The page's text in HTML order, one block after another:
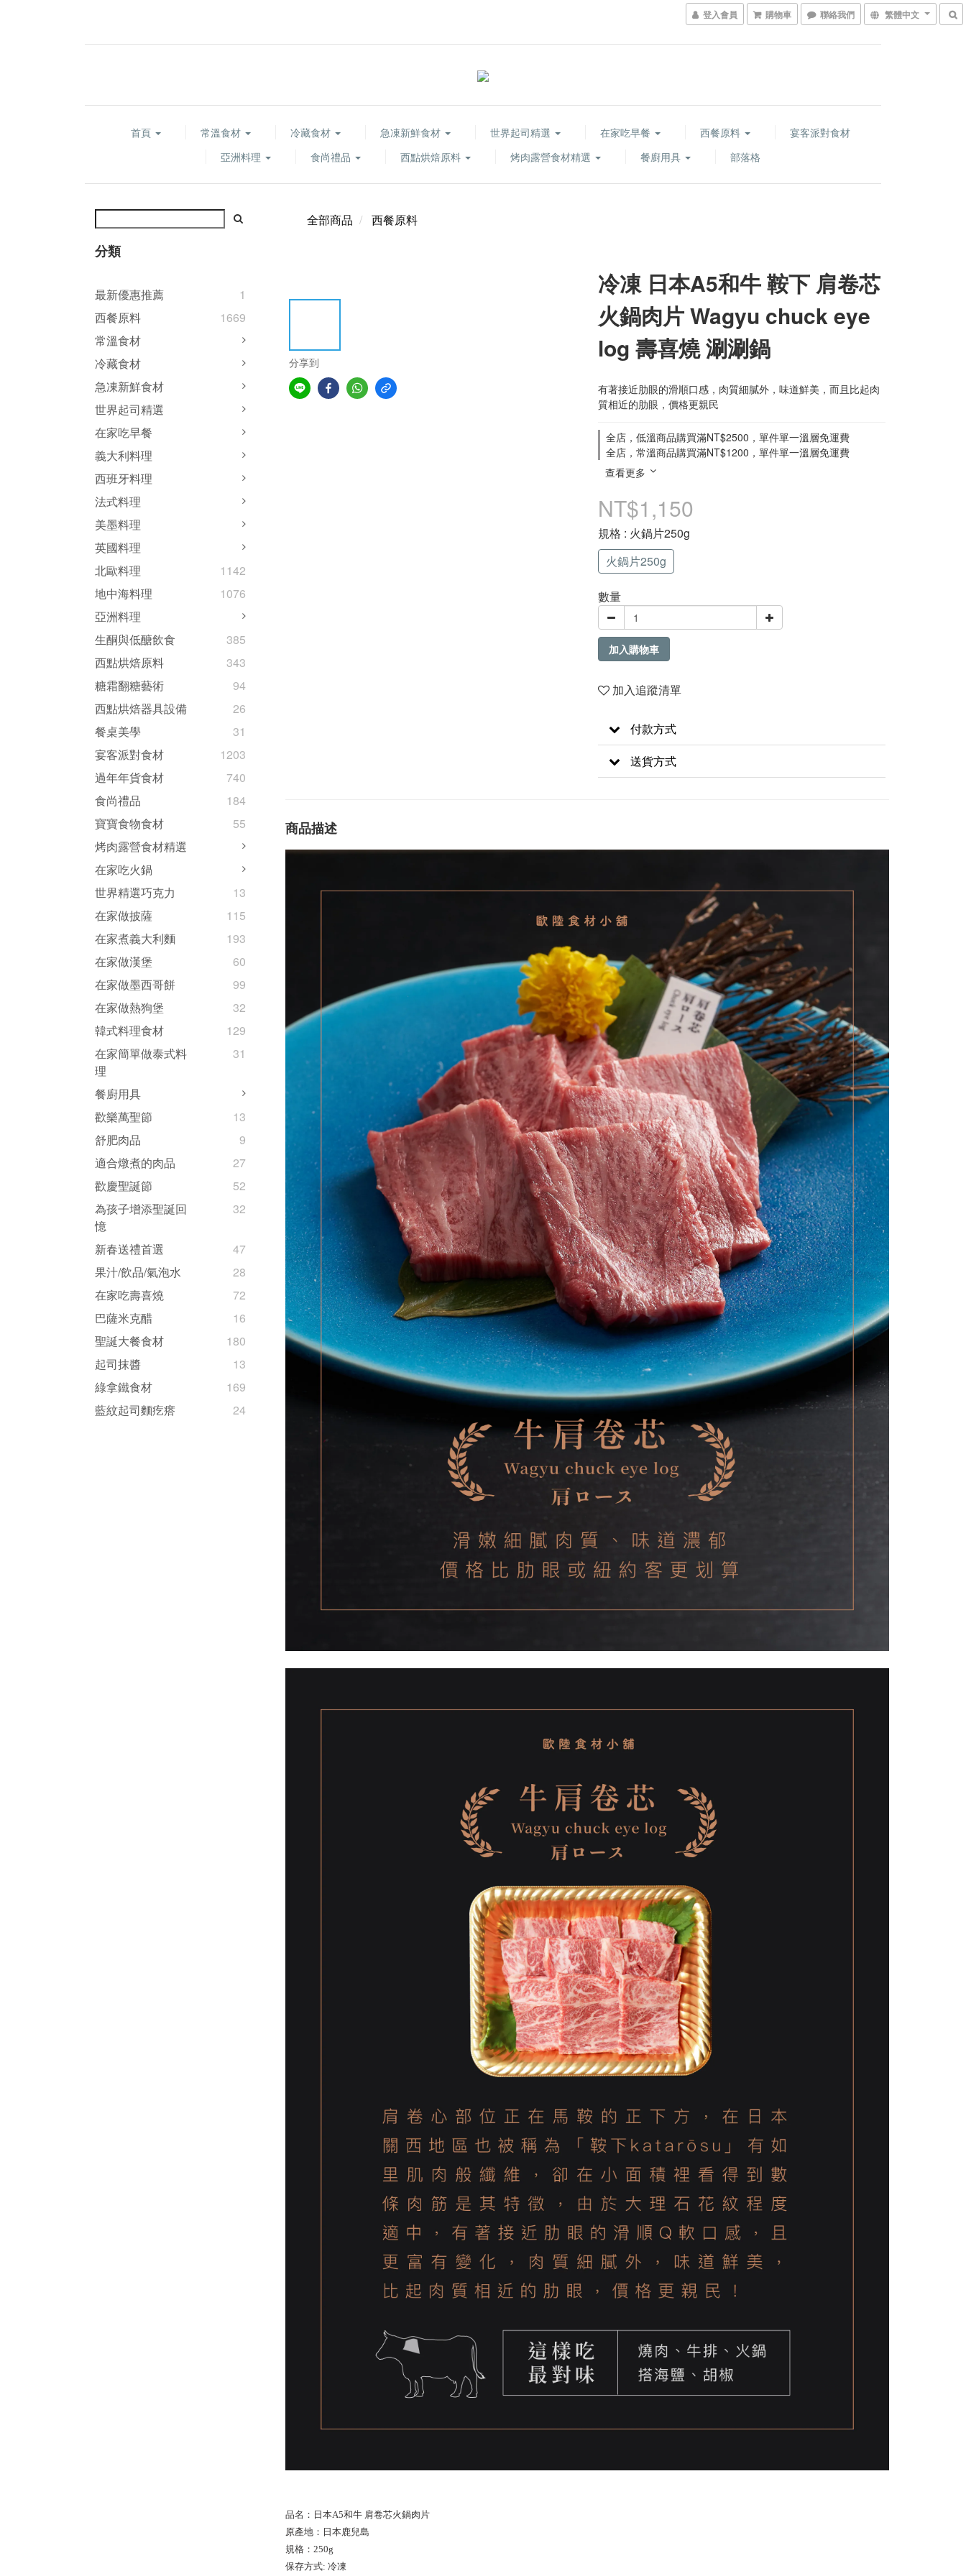
登入會員 購物車 聯絡我們 繁體中文
首頁 常溫食材 冷藏食材 急凍新鮮食材 世界起司精選 在家吃早餐 西餐原料
宴客派對食材
亞洲料理
食尚禮品 西點烘焙原料 烤肉露營食材精選 餐廚用具 部落格
分類
最新優惠推薦
1
西餐原料
1669
常溫食材
冷藏食材
急凍新鮮食材
世界起司精選
在家吃早餐
義大利料理
西班牙料理
法式料理
美墨料理
英國料理
北歐料理
1142
地中海料理
1076
亞洲料理
生酮與低醣飲食
385
西點烘焙原料
343
糖霜翻糖藝術
94
西點烘焙器具設備
26
餐桌美學
31
宴客派對食材
1203
過年年貨食材
740
食尚禮品
184
寶寶食物食材
55
烤肉露營食材精選
在家吃火鍋
世界精選巧克力
13
在家做披薩
115
在家煮義大利麵
193
在家做漢堡
60
在家做墨西哥餅
99
在家做熱狗堡
32
韓式料理食材
129
在家簡單做泰式料
理
31
餐廚用具
歡樂萬聖節
13
舒肥肉品
9
適合燉煮的肉品
27
歡慶聖誕節
52
為孩子增添聖誕回
憶
32
新春送禮首選
47
果汁/飲品/氣泡水
28
在家吃壽喜燒
72
巴薩米克醋
16
聖誕大餐食材
180
起司抹醬
13
綠拿鐵食材
169
藍紋起司麵疙瘩
24
全部商品 西餐原料
分享到
冷凍 日本A5和牛 鞍下 肩卷芯
火鍋肉片 Wagyu chuck eye
log 壽喜燒 涮涮鍋
有著接近肋眼的滑順口感，肉質細膩外，味道鮮美，而且比起肉
質相近的肋眼，價格更親民
全店，低溫商品購買滿NT$2500，單件單一溫層免運費
全店，常溫商品購買滿NT$1200，單件單一溫層免運費
查看更多
NT$1,150
規格 : 火鍋片250g
火鍋片250g
數量
加入購物車
加入追蹤清單
付款方式
送貨方式
商品描述
品名 ： 日本A5和牛 肩卷芯火鍋肉片
原產地： 日本鹿兒島
規格：250g
保存方式: 冷凍